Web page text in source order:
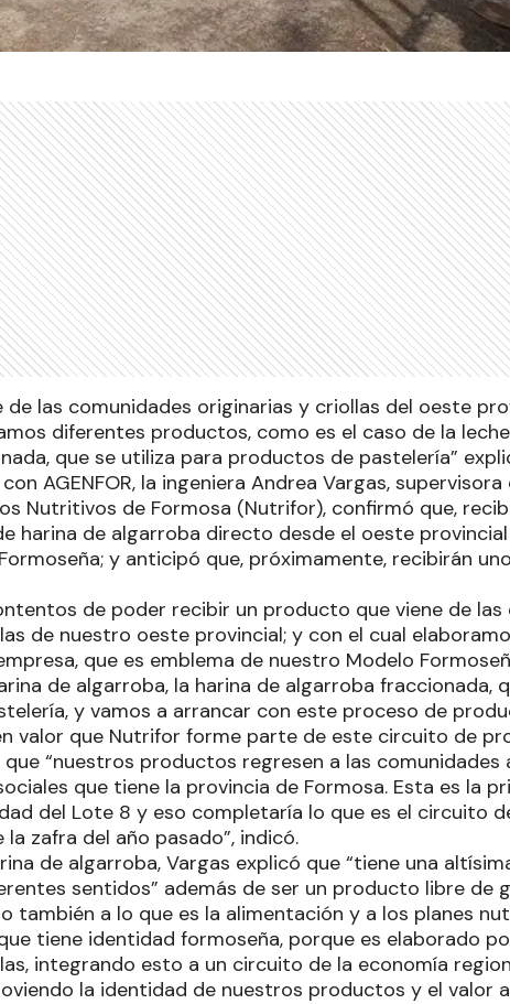
las comunidades originarias y criollas del oeste
diferentes productos, como es el caso de la
que se utiliza para productos de pastelería”
AGENFOR, la ingeniera Andrea Vargas,
Nutritivos de Formosa (Nutrifor), confirmó que,
harina de algarroba directo desde el oeste
y anticipó que, próximamente, recibirán
de poder recibir un producto que viene de las
de nuestro oeste provincial; y con el cual
que es emblema de nuestro Modelo
de algarroba, la harina de algarroba fraccionada,
y vamos a arrancar con este proceso de
valor que Nutrifor forme parte de este circuito de
“nuestros productos regresen a las comunidades
que tiene la provincia de Formosa. Esta es la
del Lote 8 y eso completaría lo que es el circuito
la zafra del año pasado”, indicó.
de algarroba, Vargas explicó que “tiene una
sentidos” además de ser un producto libre de
también a lo que es la alimentación y a los planes
tiene identidad formoseña, porque es elaborado
integrando esto a un circuito de la economía
la identidad de nuestros productos y el valor